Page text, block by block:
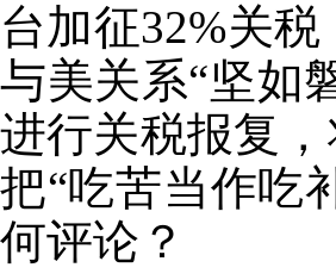
台加征32%关
与美关系“坚如
进行关税报复
把“吃苦当作吃
何评论？